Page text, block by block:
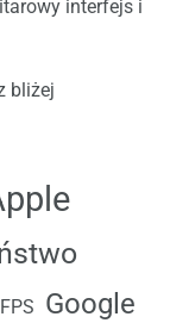
interfejs i
bliżej
FPS Google